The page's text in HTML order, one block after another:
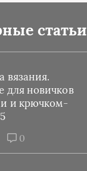
статьи
вязания.
для новичков
и крючком-
0